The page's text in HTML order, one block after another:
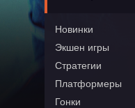
Новинки
Экшен игры
Стратегии
Платформеры
Гонки